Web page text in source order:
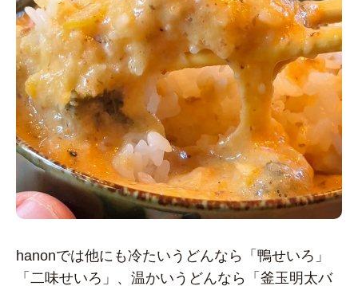
hanonでは他にも冷たいうどんなら「鴨せいろ」
「二味せいろ」、温かいうどんなら「釜玉明太バ